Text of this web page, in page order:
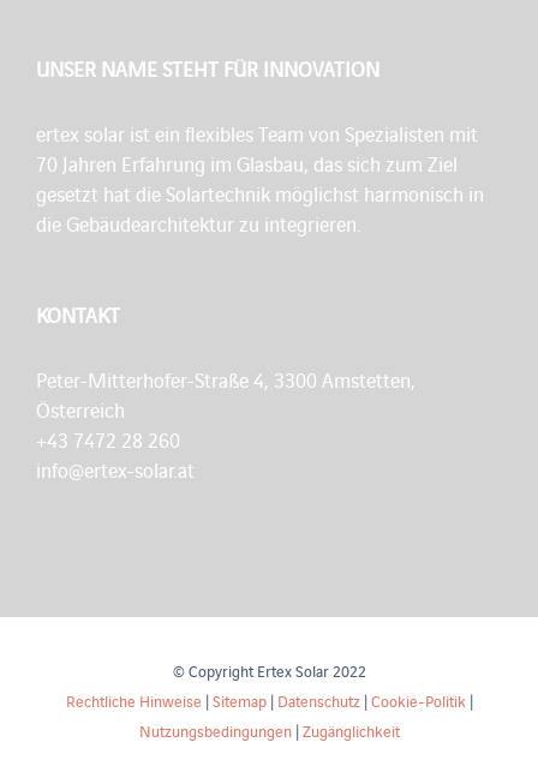
UNSER NAME STEHT FÜR INNOVATION
ertex solar ist ein flexibles Team von Spezialisten mit
70 Jahren Erfahrung im Glasbau, das sich zum Ziel
gesetzt hat die Solartechnik möglichst harmonisch in
die Gebäudearchitektur zu integrieren.
KONTAKT
Peter-Mitterhofer-Straße 4, 3300 Amstetten,
Österreich
+43 7472 28 260
info@ertex-solar.at
© Copyright Ertex Solar 2022
Rechtliche Hinweise |Sitemap| Datenschutz|Cookie-Politik |
Nutzungsbedingungen|Zugänglichkeit